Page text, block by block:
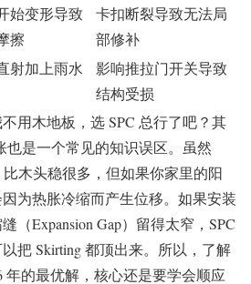
始变形导致
擦
卡扣断裂导致无法局
部修补
射加上雨水
影响推拉门开关导致
结构受损
用木地板，选 SPC 总行了吧？其
也是一个常见的知识误区。虽然
木头稳很多，但如果你家里的阳
为热胀冷缩而产生位移。如果安装
（Expansion Gap）留得太窄，SPC
把 Skirting 都顶出来。所以，了解
年的最优解，核心还是要学会顺应